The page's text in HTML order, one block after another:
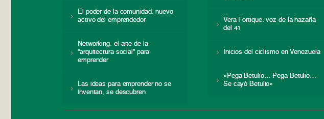
El poder de la comunidad: nuevo
activo del emprendedor
Networking: el arte de la
“arquitectura social” para
emprender
Las ideas para emprender no se
inventan, se descubren
Vera Fortique: voz de la hazaña
del 41
Inicios del ciclismo en Venezuela
«Pega Betulio… Pega Betulio…
Se cayó Betulio»